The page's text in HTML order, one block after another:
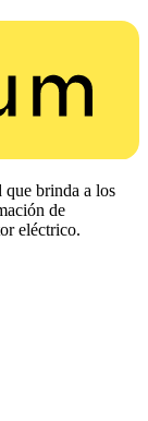
brinda a los
de
eléctrico.